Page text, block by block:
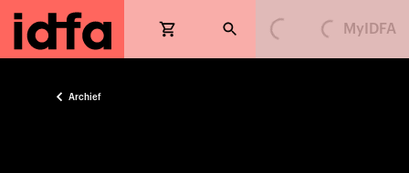
Loading... Loading...MyIDFA
Archief